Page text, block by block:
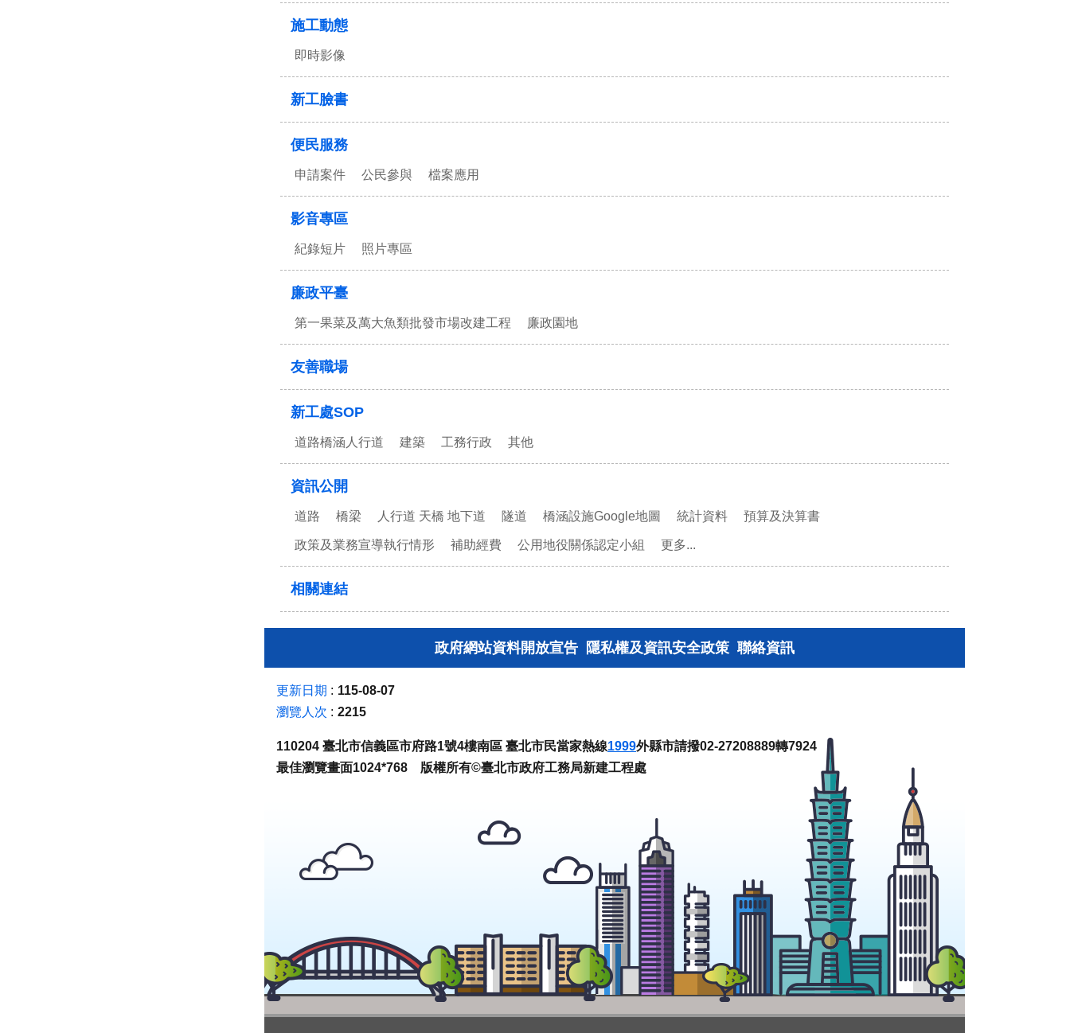
施工動態
即時影像
新工臉書
便民服務
申請案件 公民參與 檔案應用
影音專區
紀錄短片 照片專區
廉政平臺
第一果菜及萬大魚類批發市場改建工程 廉政園地
友善職場
新工處SOP
道路橋涵人行道 建築 工務行政 其他
資訊公開
道路 橋梁 人行道 天橋 地下道 隧道 橋涵設施Google地圖 統計資料 預算及決算書
政策及業務宣導執行情形 補助經費 公用地役關係認定小組 更多...
相關連結
政府網站資料開放宣告 隱私權及資訊安全政策 聯絡資訊
更新日期
115-08-07
瀏覽人次
2215
110204 臺北市信義區市府路1號4樓南區 臺北市民當家熱線1999外縣市請撥02-27208889轉7924
最佳瀏覽畫面1024*768 版權所有©臺北市政府工務局新建工程處